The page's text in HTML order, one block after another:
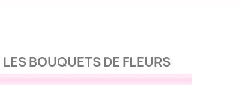
LES BOUQUETS DE FLEURS